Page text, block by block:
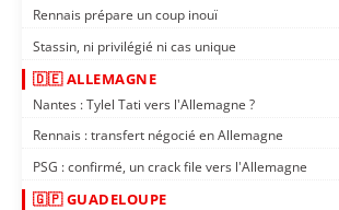
Rennais prépare un coup inouï
Stassin, ni privilégié ni cas unique
🇩🇪 ALLEMAGNE
Nantes : Tylel Tati vers l'Allemagne ?
Rennais : transfert négocié en Allemagne
PSG : confirmé, un crack file vers l'Allemagne
🇬🇵 GUADELOUPE